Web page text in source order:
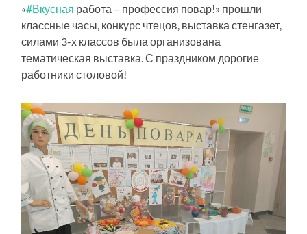
«#Вкусная работа – профессия повар!» прошли
классные часы, конкурс чтецов, выставка стенгазет,
силами 3-х классов была организована
тематическая выставка. С праздником дорогие
работники столовой!